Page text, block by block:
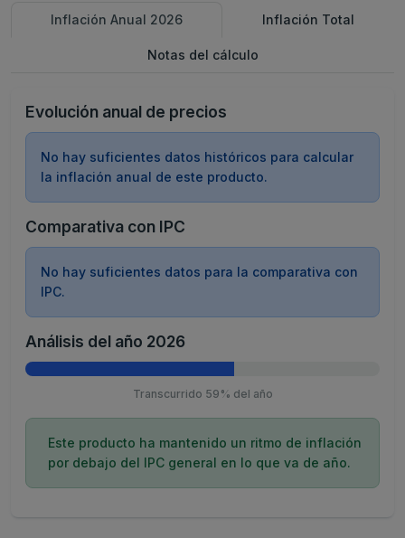
Inflación Anual 2026 Inflación Total
Notas del cálculo
Evolución anual de precios
No hay suficientes datos históricos para calcular
la inflación anual de este producto.
Comparativa con IPC
No hay suficientes datos para la comparativa con
IPC.
Análisis del año 2026
Transcurrido 59% del año
Este producto ha mantenido un ritmo de inflación
por debajo del IPC general en lo que va de año.